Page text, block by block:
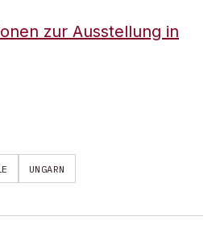
zur Ausstellung in
UNGARN